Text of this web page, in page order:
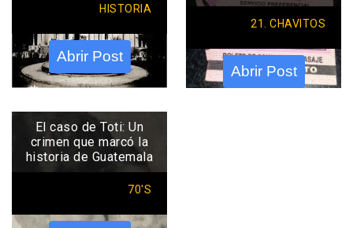
HISTORIA
Abrir Post
21. CHAVITOS
Abrir Post
El caso de Toti: Un
crimen que marcó la
historia de Guatemala
70'S